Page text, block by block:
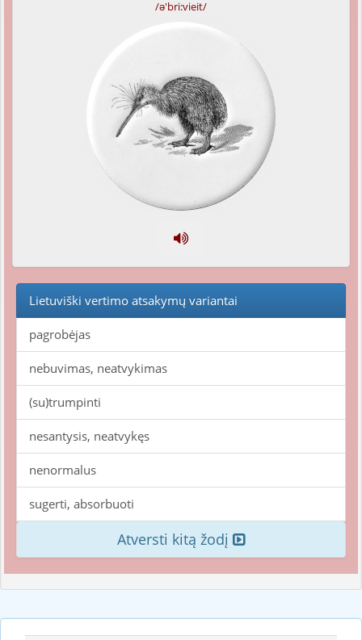
/ə'bri:vieit/
Lietuviški vertimo atsakymų variantai
pagrobėjas
nebuvimas, neatvykimas
(su)trumpinti
nesantysis, neatvykęs
nenormalus
sugerti, absorbuoti
Atversti kitą žodį